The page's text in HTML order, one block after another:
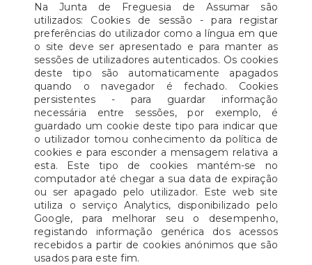
Na Junta de Freguesia de Assumar são
utilizados: Cookies de sessão - para registar
preferências do utilizador como a língua em que
o site deve ser apresentado e para manter as
sessões de utilizadores autenticados. Os cookies
deste tipo são automaticamente apagados
quando o navegador é fechado. Cookies
persistentes - para guardar informação
necessária entre sessões, por exemplo, é
guardado um cookie deste tipo para indicar que
o utilizador tomou conhecimento da política de
cookies e para esconder a mensagem relativa a
esta. Este tipo de cookies mantém-se no
computador até chegar a sua data de expiração
ou ser apagado pelo utilizador. Este web site
utiliza o serviço Analytics, disponibilizado pelo
Google, para melhorar seu o desempenho,
registando informação genérica dos acessos
recebidos a partir de cookies anónimos que são
usados para este fim.